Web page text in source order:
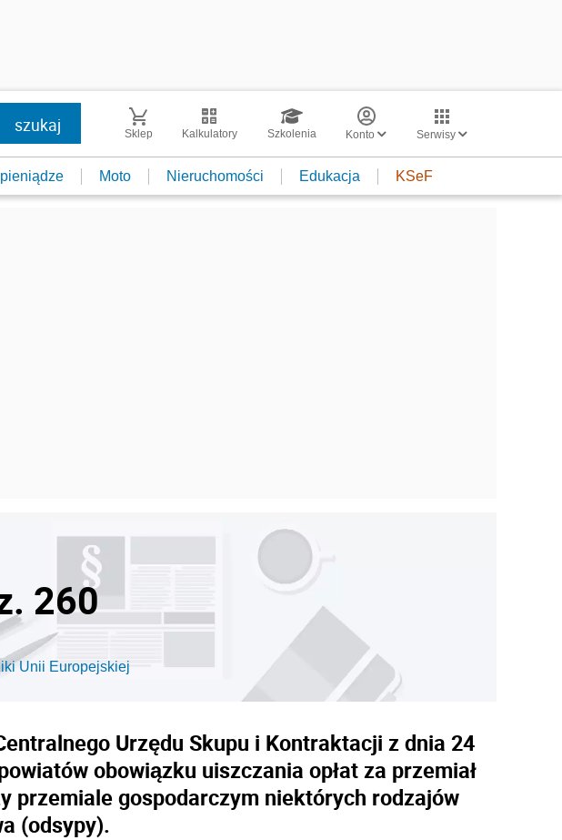
Sklep Kalkulatory Szkolenia Konto Serwisy
Moto Nieruchomości Edukacja KSeF
260
Unii Europejskiej
Urzędu Skupu i Kontraktacji z dnia 24
obowiązku uiszczania opłat za przemiał
przemiale gospodarczym niektórych rodzajów
(odsypy).